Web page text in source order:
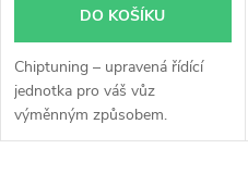
u
k
d
u
k
DO KOŠÍKU
Chiptuning – upravená řídící
jednotka pro váš vůz
výměnným způsobem.